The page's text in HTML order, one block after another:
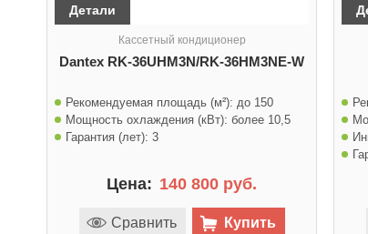
Детали
Кассетный кондиционер
Dantex RK-36UHM3N/RK-36HM3NE-W
Рекомендуемая площадь (м²): до 150
Мощность охлаждения (кВт): более 10,5
Гарантия (лет): 3
Цена: 140 800 руб.
Сравнить Купить